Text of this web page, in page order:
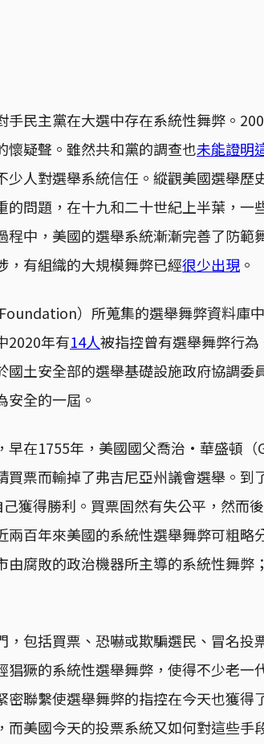
手民主黨在大選中存在系統性舞弊。
懷疑聲。雖然共和黨的調查也未能證明
少人對選舉系統信任。縱觀美國選舉歷
的問題，在十九和二十世紀上半葉，一
程中，美國的選舉系統漸漸完善了防範
，有組織的大規模舞弊已經很少出現 。
）所蒐集的選舉舞弊資料庫
2020年有14人被指控曾有選舉舞弊行
國土安全部的選舉基礎設施政府協調委
安全的一屆。
早在1755年，美國國父喬治·華盛頓（
買票而輸掉了弗吉尼亞州議會選舉。到
獲得勝利。買票固然有失公平，然而
兩百年來美國的系統性選舉舞弊可粗略
由腐敗的政治機器所主導的系統性舞弊
，包括買票、恐嚇或欺騙選民、冒名投
猖獗的系統性選舉舞弊，使得不少老一
密聯繫使選舉舞弊的指控在今天也獲得
美國今天的投票系統又如何對這些手